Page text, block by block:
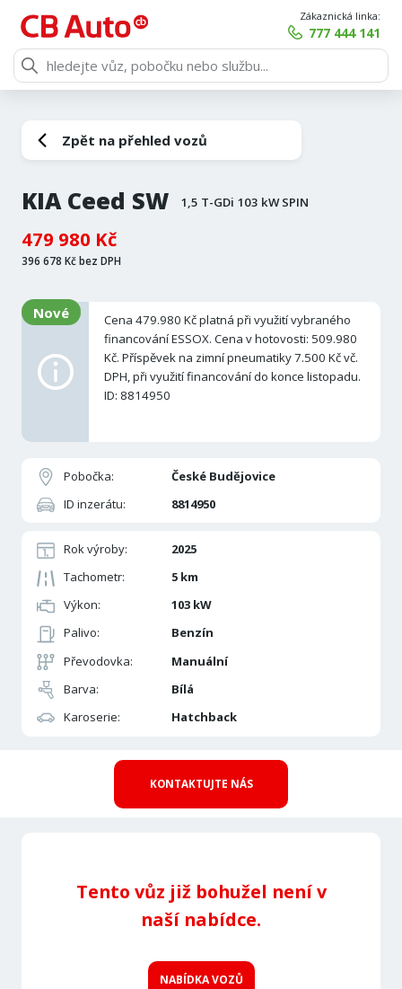
Zákaznická linka:
777 444 141
Zpět na přehled vozů
KIA Ceed SW 1,5 T-GDi 103 kW SPIN
479 980 Kč
396 678 Kč bez DPH
Pobočka:
České Budějovice
ID inzerátu:
8814950
Rok výroby:
2025
Tachometr:
5 km
Výkon:
103 kW
Palivo:
Benzín
Převodovka:
Manuální
Barva:
Bílá
Karoserie:
Hatchback
Nové
Cena 479.980 Kč platná při využití vybraného
financování ESSOX. Cena v hotovosti: 509.980
Kč. Příspěvek na zimní pneumatiky 7.500 Kč vč.
DPH, při využití financování do konce listopadu.
ID: 8814950
KONTAKTUJTE NÁS
Tento vůz již bohužel není v
naší nabídce.
NABÍDKA VOZŮ